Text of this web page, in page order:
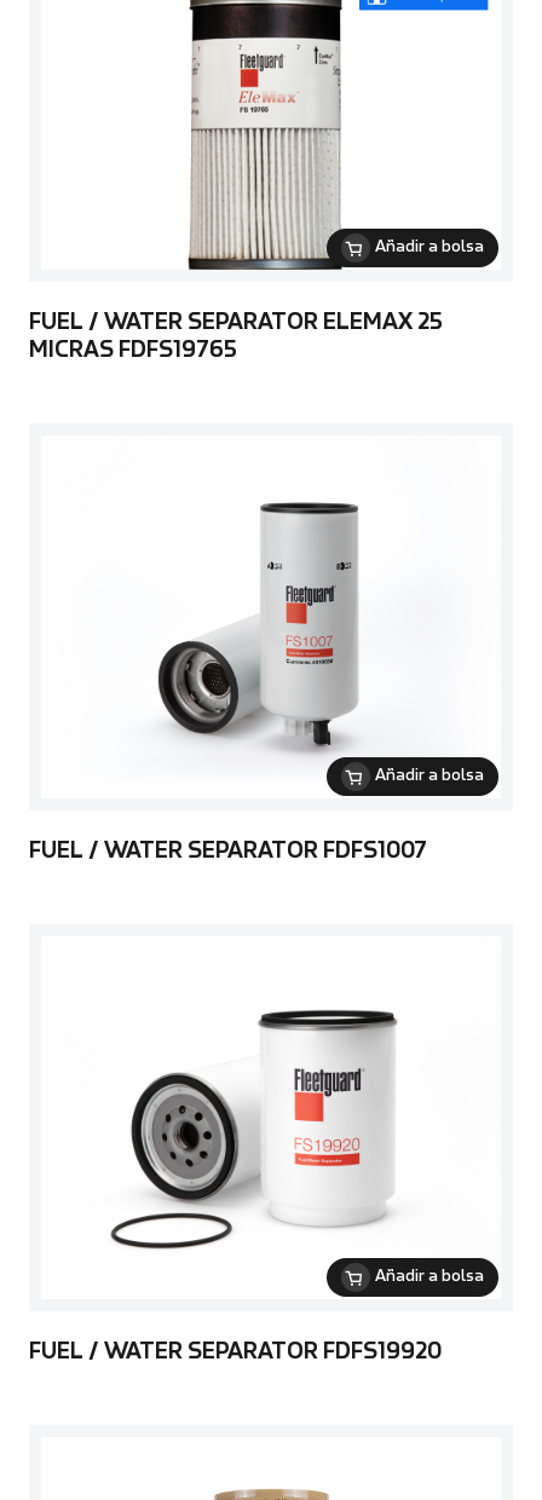
Añadir a bolsa
FUEL / WATER SEPARATOR ELEMAX 25
MICRAS FDFS19765
Añadir a bolsa
FUEL / WATER SEPARATOR FDFS1007
Añadir a bolsa
FUEL / WATER SEPARATOR FDFS19920